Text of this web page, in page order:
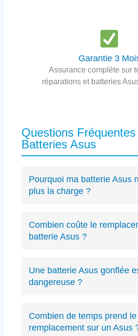
Garantie 3
Assurance complète sur
réparations et batteries
Questions
Batteries Asus
Pourquoi ma batterie Asus
plus la charge ?
spécifique Asus ou des cycles
excessifs. Undiagnostic précis
Combien coûte le
batterie Asus ?
à partir de 89€ selon le modèle,
transparent avant intervention.
Une batterie Asus gonflée
dangereuse ?
risques de sécurité. Éteignez
votre PC et contactez-nous.
Combien de temps prend le
remplacement sur un Asus